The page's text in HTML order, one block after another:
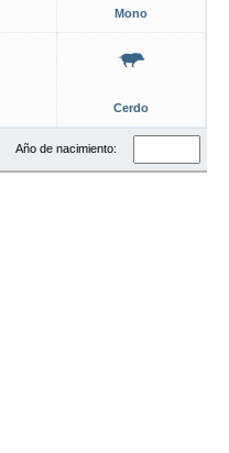
Mono
Cerdo
Año de nacimiento: